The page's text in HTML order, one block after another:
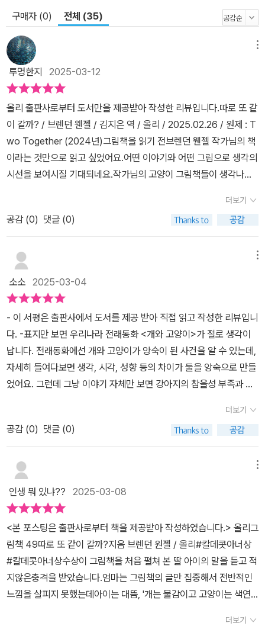
구매자 (0) 전체 (35)
투명한지 2025-03-12
올리 ​​출판사로부터 도서만을 제공받아 작성한 리뷰입니다.따로 또 같
이 갈까? / 브렌던 웬젤 / 김지은 역 / 올리 / 2025.02.26 / 원제 : T
wo Together (2024년)그림책을 읽기 전브렌던 웬젤 작가님의 책
이라는 것만으로 읽고 싶었어요.어떤 이야기와 어떤 그림으로 생각의
시선을 보여시질 기대되네요.작가님의 고양이 그림책들이 생각나네
잠깐이면 될 거야. 온종일 걸릴 수도 있고. 따로 또 같이 자기의 길을
가.따로 또 같이 많은 걸 봐. 길을 따라서 나란히 걸어가.따로 또 같이
샛길을 걸어. 따로 또 같이 냇물을 건너가.둘이 함께 불빛을 발견했어!
온통 캄캄한데 집은 환하네.밤하늘엔 별빛이 가득해! 따로 또 같이 거
의 다 왔어!그림책을 읽고강아지의 이름은 '본'이고, 고양이의 이름은
'벨'이지요.본과 벨이 집으로 돌아가는 이야기를 보여준 <따로 도 같
이 갈까?>이지요.둘이 집으로 가는 길이 쉽지만은 않아요. 같은 길을
가지만 같은 길이 아니거든요.처음 읽고서는 우리의 전래 동화 <개와
고양이의 구슬 다툼>이 생각났어요.우리나라의 전래를 브렌던 웬젤
작가님이 담으셨을까? 하는 설렘과 의심이었어요.이 설화는 우리나
라뿐만 아니라, 아시아 · 유럽 · 아프리카 · 북미 · 남미에 걸쳐 전 세계
적으로 다양하게 나타난다는 것을 한국민족문화대백과사전을 통해
알게 되었네요.자료를 찾는 첫 순간에 알게 되어서 허탈한 웃음과 어
떤 이야기가 기대되더라고요.저에겐 강아지와 고양이라는 표지의 캐
라는 것을 알게 되었어요.어쩜, 둘은 처음부터 친구였는지도 모르지
요.경쟁, 시합의 시선으로 바라본 이야기였지만 용기, 위로, 응원, 조
화, 공감, 우정, 이해로 끝나는 색다른 이야기였어요.스토리에 빠진지
라 처음 그림책을 읽었을 때는 그림의 재미를 알지 못했어요.그림의
이야기를 알게 된 후 그림이 이 이야기를 완벽하게 뒷받침하고 있다
고 생각하게 되었지요.이야기의 면지에서부터 시작되어 뒷부분의 면
지에서 마무리가 되지요.앞면지의 희미하게 그려진 배경의 스케치처
럼 미완성의 느낌이었지요.두 친구가 모험을 하는 동안 점점 더 많은
른 아침이었던 시간은 낮이 지나고 멋진 일몰, 그 이후 달빛과 쏟아지
더보기
공감 (0) 댓글 (0)
소소 2025-03-04
- 이 서평은 출판사에서 도서를 제공 받아 직접 읽고 작성한 리뷰입니
다. -표지만 보면 우리나라 전래동화 <개와 고양이>가 절로 생각이
납니다. 전래동화에선 개와 고양이가 앙숙이 된 사건을 알 수 있는데,
자세히 들여다보면 생각, 시각, 성향 등의 차이가 둘을 앙숙으로 만들
었어요. 그런데 그냥 이야기 자체만 보면 강아지의 참을성 부족과 고
모든 면에서 다릅니다. 종도 성향도 성격도 비슷할 수는 있어도 같은
부분이 없어요. 이런 강아지와 고양이가 함께 집으로 향한다니.. 전래
동화 속 앙숙 관계가 이 동화책에선 어떻게 표현되고 있을지, 어떤 사
건이 둘을 기다리고 있을지 참 궁금했어요.강아지 본과 고양이 벨이
다르게 비춰지고 느껴집니다. 때로는 각자, 때로는 함께. 둘은 그렇게
길을 따라 덤불도 헤치고, 풀숲도 지나고 냇물을 건넙니다. 가는 길에
유혹들이 왜이리 많은지요. 본은 본대로, 벨은 벨대로. 각자의 취향에
따라, 흥미에 따라, 시각과 후각에 따라, 본능에 따라 움직이기도 하지
만, 그럼에도 곁의 동료를 잊지 않습니다. 많은 부분이 다르지만, 둘이
함께 집으로 향하는 길은 행복하기만 합니다.​세상에 완벽하게 똑같은
사람은 있을 수가 없습니다. 또, 모든 것이 맞아 떨어지는 사람도 없습
니다. 본과 벨처럼 다르지만, 서로 맞춰나가는 거지요. 상대방의 있는
더보기
공감 (0) 댓글 (0)
인생 뭐 있냐?? 2025-03-08
<본 포스팅은 출판사로부터 책을 제공받아 작성하였습니다.> 올리그
림책 49따로 또 같이 갈까?지음 브렌던 원젤 / 올리#칼데콧아너상
#칼데콧아너상수상​이 그림책을 처음 펼쳐 본 딸 아이의 말을 듣고 적
지않은충격을 받았습니다.엄마는 그림책의 글만 집중해서 전반적인
느낌을 살피지 못했는데아이는 대뜸, '개는 물감이고 고양이는 색연
더보기